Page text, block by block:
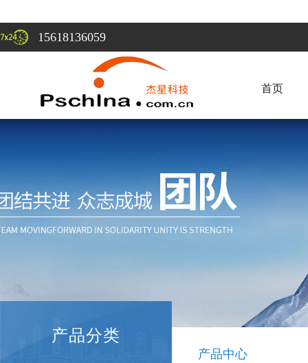
15618136059
首页
产品分类
产品中心